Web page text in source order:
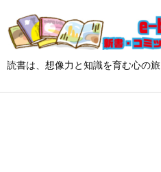
読書は、想像力と知識を育む心の旅